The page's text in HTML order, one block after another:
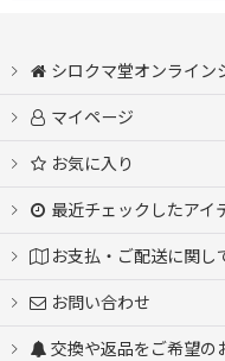
シロクマ堂オンライン
マイページ
お気に入り
最近チェックしたアイ
お支払・ご配送に関し
お問い合わせ
交換や返品をご希望の